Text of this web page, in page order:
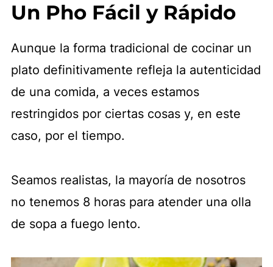
Un Pho Fácil y Rápido
Aunque la forma tradicional de cocinar un
plato definitivamente refleja la autenticidad
de una comida, a veces estamos
restringidos por ciertas cosas y, en este
caso, por el tiempo.
Seamos realistas, la mayoría de nosotros
no tenemos 8 horas para atender una olla
de sopa a fuego lento.